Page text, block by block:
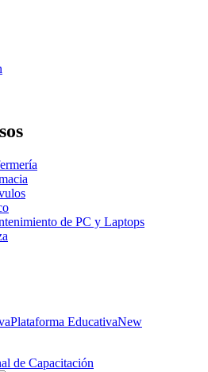
de PC y Laptops
Plataforma EducativaNew